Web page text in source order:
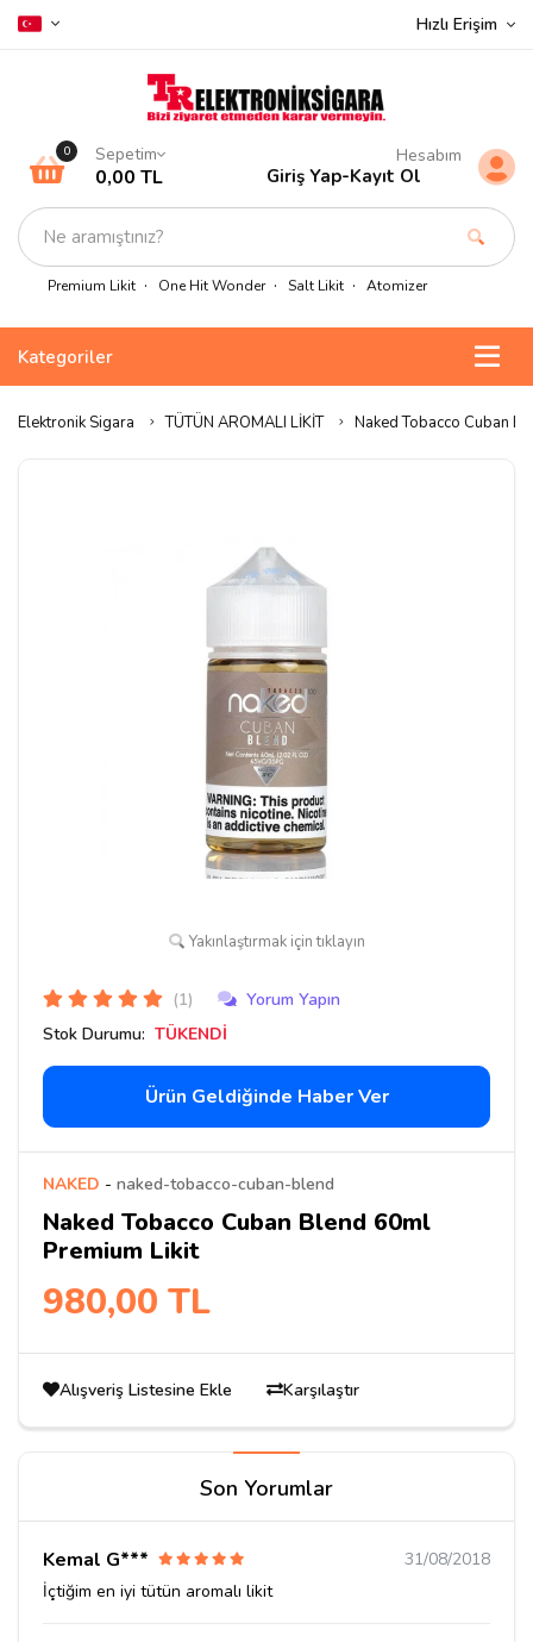
Hızlı Erişim
Premium Likit One Hit Wonder Salt Likit Atomizer
0 Sepetim
0,00 TL
Hesabım
Giriş Yap-Kayıt Ol
Kategoriler
Elektronik Sigara TÜTÜN AROMALI LİKİT Naked Tobacco Cuban
Yakınlaştırmak için tıklayın
(1)
Yorum Yapın
Stok Durumu: TÜKENDİ
Ürün Geldiğinde Haber Ver
NAKED - naked-tobacco-cuban-blend
Naked Tobacco Cuban Blend 60ml
Premium Likit
980,00 TL
Alışveriş Listesine Ekle Karşılaştır
Son Yorumlar
Kemal G***
31/08/2018
İçtiğim en iyi tütün aromalı likit